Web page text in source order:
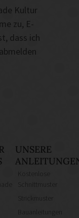
Kultur
zu, E-
dass ich
UNSERE
Kostenlose
Schnittmuster
Strickmuster
Bauanleitungen